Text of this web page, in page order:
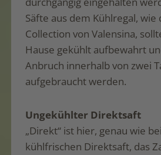
Säfte aus dem Kühlregal, wie
Collection von Valensina,
Hause gekühlt aufbewahrt
Anbruch innerhalb von zwei
aufgebraucht werden.
Ungekühlter Direktsaft
„Direkt“ ist hier, genau wie
kühlfrischen Direktsaft, das